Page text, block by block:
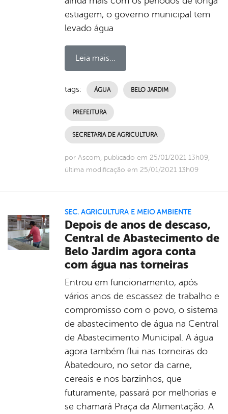
estiagem, o governo municipal tem
levado água
Leia mais...
tags: ÁGUA BELO JARDIM
PREFEITURA
SECRETARIA DE AGRICULTURA
por Ascom, publicado em 25/01/2021 13h09,
última modificação em 25/01/2021 13h09
SEC. AGRICULTURA E MEIO AMBIENTE
Depois de anos de descaso,
Central de Abastecimento de
Belo Jardim agora conta
com água nas torneiras
Entrou em funcionamento, após
vários anos de escassez de trabalho e
compromisso com o povo, o sistema
de abastecimento de água na Central
de Abastecimento Municipal. A água
agora também flui nas torneiras do
Abatedouro, no setor da carne,
cereais e nos barzinhos, que
futuramente, passará por melhorias e
se chamará Praça da Alimentação. A